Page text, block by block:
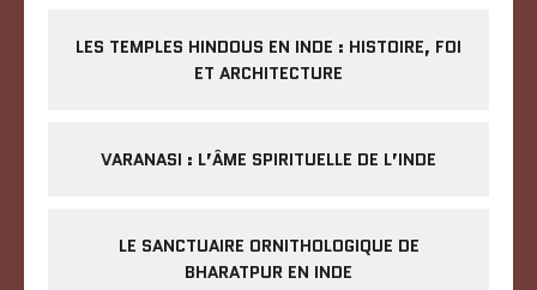
LES TEMPLES HINDOUS EN INDE : HISTOIRE, FOI
ET ARCHITECTURE
VARANASI : L’ÂME SPIRITUELLE DE L’INDE
LE SANCTUAIRE ORNITHOLOGIQUE DE
BHARATPUR EN INDE